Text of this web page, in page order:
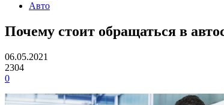
Авто
Почему стоит обращаться в
06.05.2021
2304
0